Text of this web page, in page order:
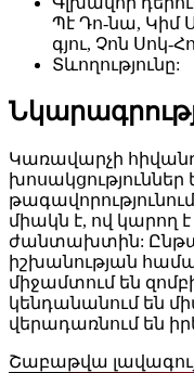
Պէ Դո-նա, Կիմ
գյու, Չոն Սոկ-
Տևողությունը:
Կառավարչի
միակն է, ով կարող
ժանտախտին:
իշխանության
միջամտում են
կենդանանում են
վերադառնում են
Շաբաթվա